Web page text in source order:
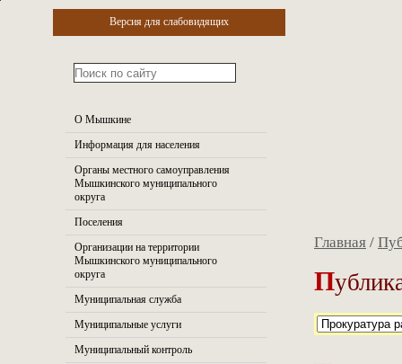
О Мышкине
Информация для населения
Органы местного самоуправления
Мышкинского муниципального
округа
Поселения
Организации на территории
Мышкинского муниципального
округа
Муниципальная служба
Муниципальные услуги
Муниципальный контроль
Главная /
П
Версия для слабовидящих